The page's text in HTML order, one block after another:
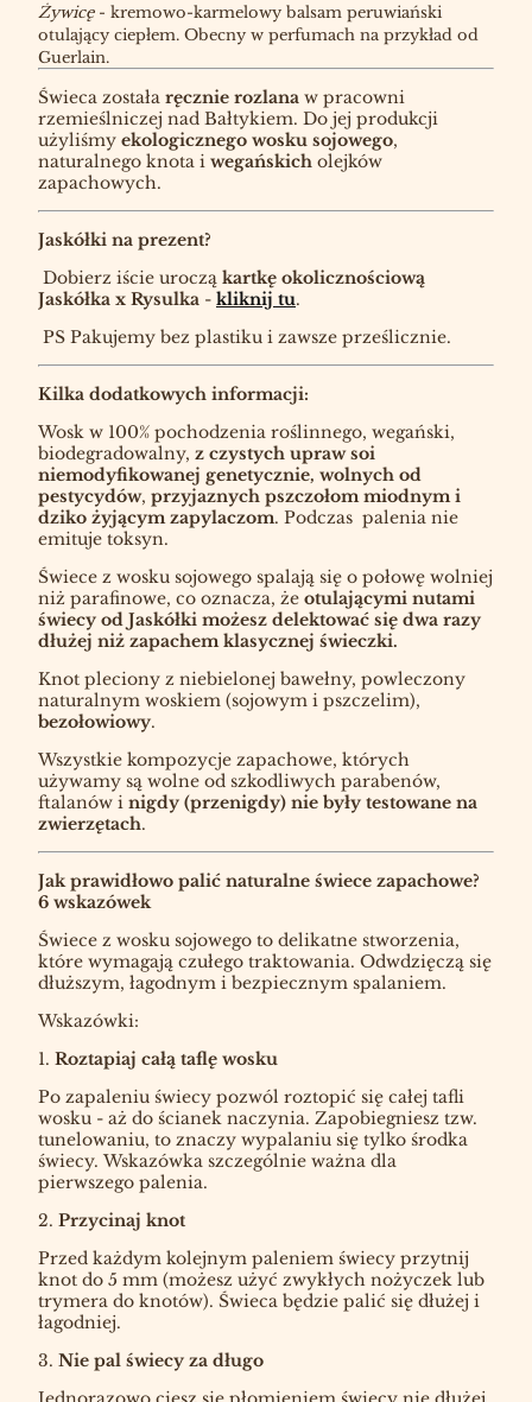
Żywicę- kremowo-karmelowy balsam peruwiański
otulający ciepłem. Obecny w perfumach na przykład od
Guerlain.
Świeca została ręcznie rozlana w pracowni
rzemieślniczej nad Bałtykiem. Do jej produkcji
użyliśmy ekologicznego wosku sojowego,
naturalnego knota i wegańskich olejków
zapachowych.
Jaskółki na prezent?
Dobierz iście uroczą kartkę okolicznościową
Jaskółka x Rysulka - kliknij tu.
PS Pakujemy bez plastiku i zawsze prześlicznie.
Kilka dodatkowych informacji:
Wosk w 100% pochodzenia roślinnego, wegański,
biodegradowalny, z czystych upraw soi
niemodyfikowanej genetycznie, wolnych od
pestycydów, przyjaznych pszczołom miodnym i
dziko żyjącym zapylaczom. Podczas palenia nie
emituje toksyn.
Świece z wosku sojowego spalają się o połowę wolniej
niż parafinowe, co oznacza, że otulającymi nutami
świecy od Jaskółki możesz delektować się dwa razy
dłużej niż zapachem klasycznej świeczki.
Knot pleciony z niebielonej bawełny, powleczony
naturalnym woskiem (sojowym i pszczelim),
bezołowiowy.
Wszystkie kompozycje zapachowe, których
używamy są wolne od szkodliwych parabenów,
ftalanów i nigdy (przenigdy) nie były testowane na
zwierzętach.
Jak prawidłowo palić naturalne świece zapachowe?
6 wskazówek
Świece z wosku sojowego to delikatne stworzenia,
które wymagają czułego traktowania. Odwdzięczą się
dłuższym, łagodnym i bezpiecznym spalaniem.
Wskazówki:
1. Roztapiaj całą taflę wosku
Po zapaleniu świecy pozwól roztopić się całej tafli
wosku - aż do ścianek naczynia. Zapobiegniesz tzw.
tunelowaniu, to znaczy wypalaniu się tylko środka
świecy. Wskazówka szczególnie ważna dla
pierwszego palenia.
2. Przycinaj knot
Przed każdym kolejnym paleniem świecy przytnij
knot do 5 mm (możesz użyć zwykłych nożyczek lub
trymera do knotów). Świeca będzie palić się dłużej i
łagodniej.
3. Nie pal świecy za długo